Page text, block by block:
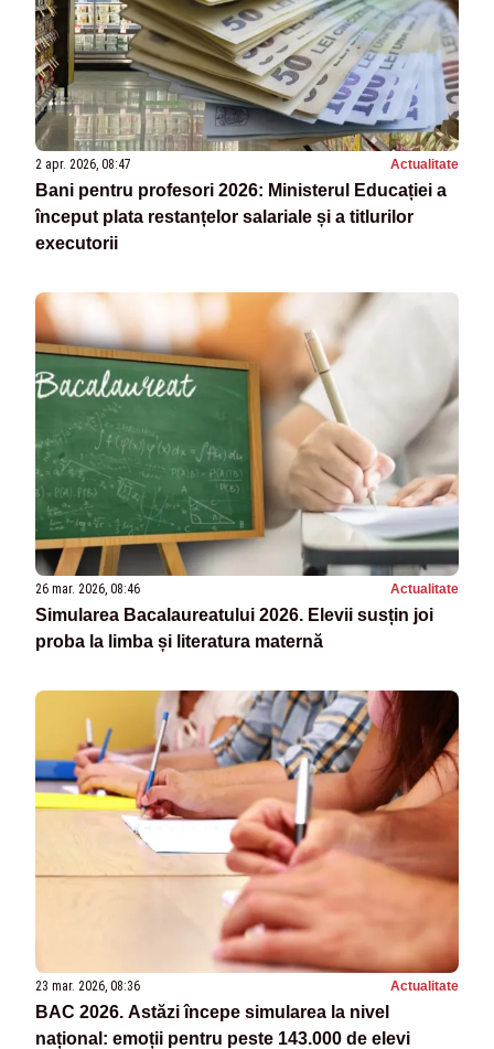
2 apr. 2026, 08:47 Actualitate
Bani pentru profesori 2026: Ministerul Educației a
început plata restanțelor salariale și a titlurilor
executorii
26 mar. 2026, 08:46 Actualitate
Simularea Bacalaureatului 2026. Elevii susțin joi
proba la limba și literatura maternă
23 mar. 2026, 08:36 Actualitate
BAC 2026. Astăzi începe simularea la nivel
național: emoții pentru peste 143.000 de elevi